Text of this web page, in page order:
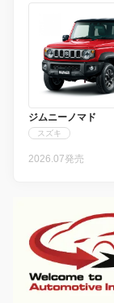
ジムニーノマド
スズキ
2026.07発売